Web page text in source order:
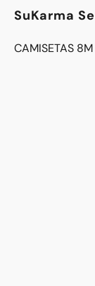
SuKarma
CAMISETAS 8M